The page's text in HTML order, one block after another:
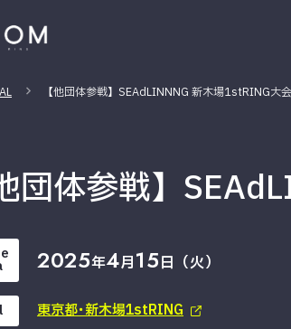
【他団体参戦】SEAdLINNNG 新木場1stRING大会
団体参戦】
2025年4月15日（火）
東京都･新木場1stRING